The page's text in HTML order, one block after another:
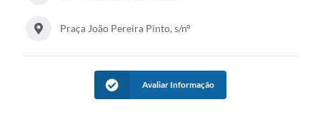
Praça João Pereira Pinto, s/nº
Avaliar Informação